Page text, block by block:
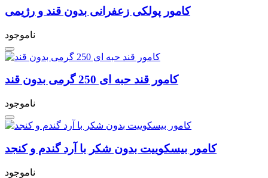
کامور پولکی زعفرانی بدون قند و رژیمی
ناموجود
کامور قند حبه ای 250 گرمی بدون قند
ناموجود
کامور بیسکوییت بدون شکر با آرد گندم و کنجد
ناموجود